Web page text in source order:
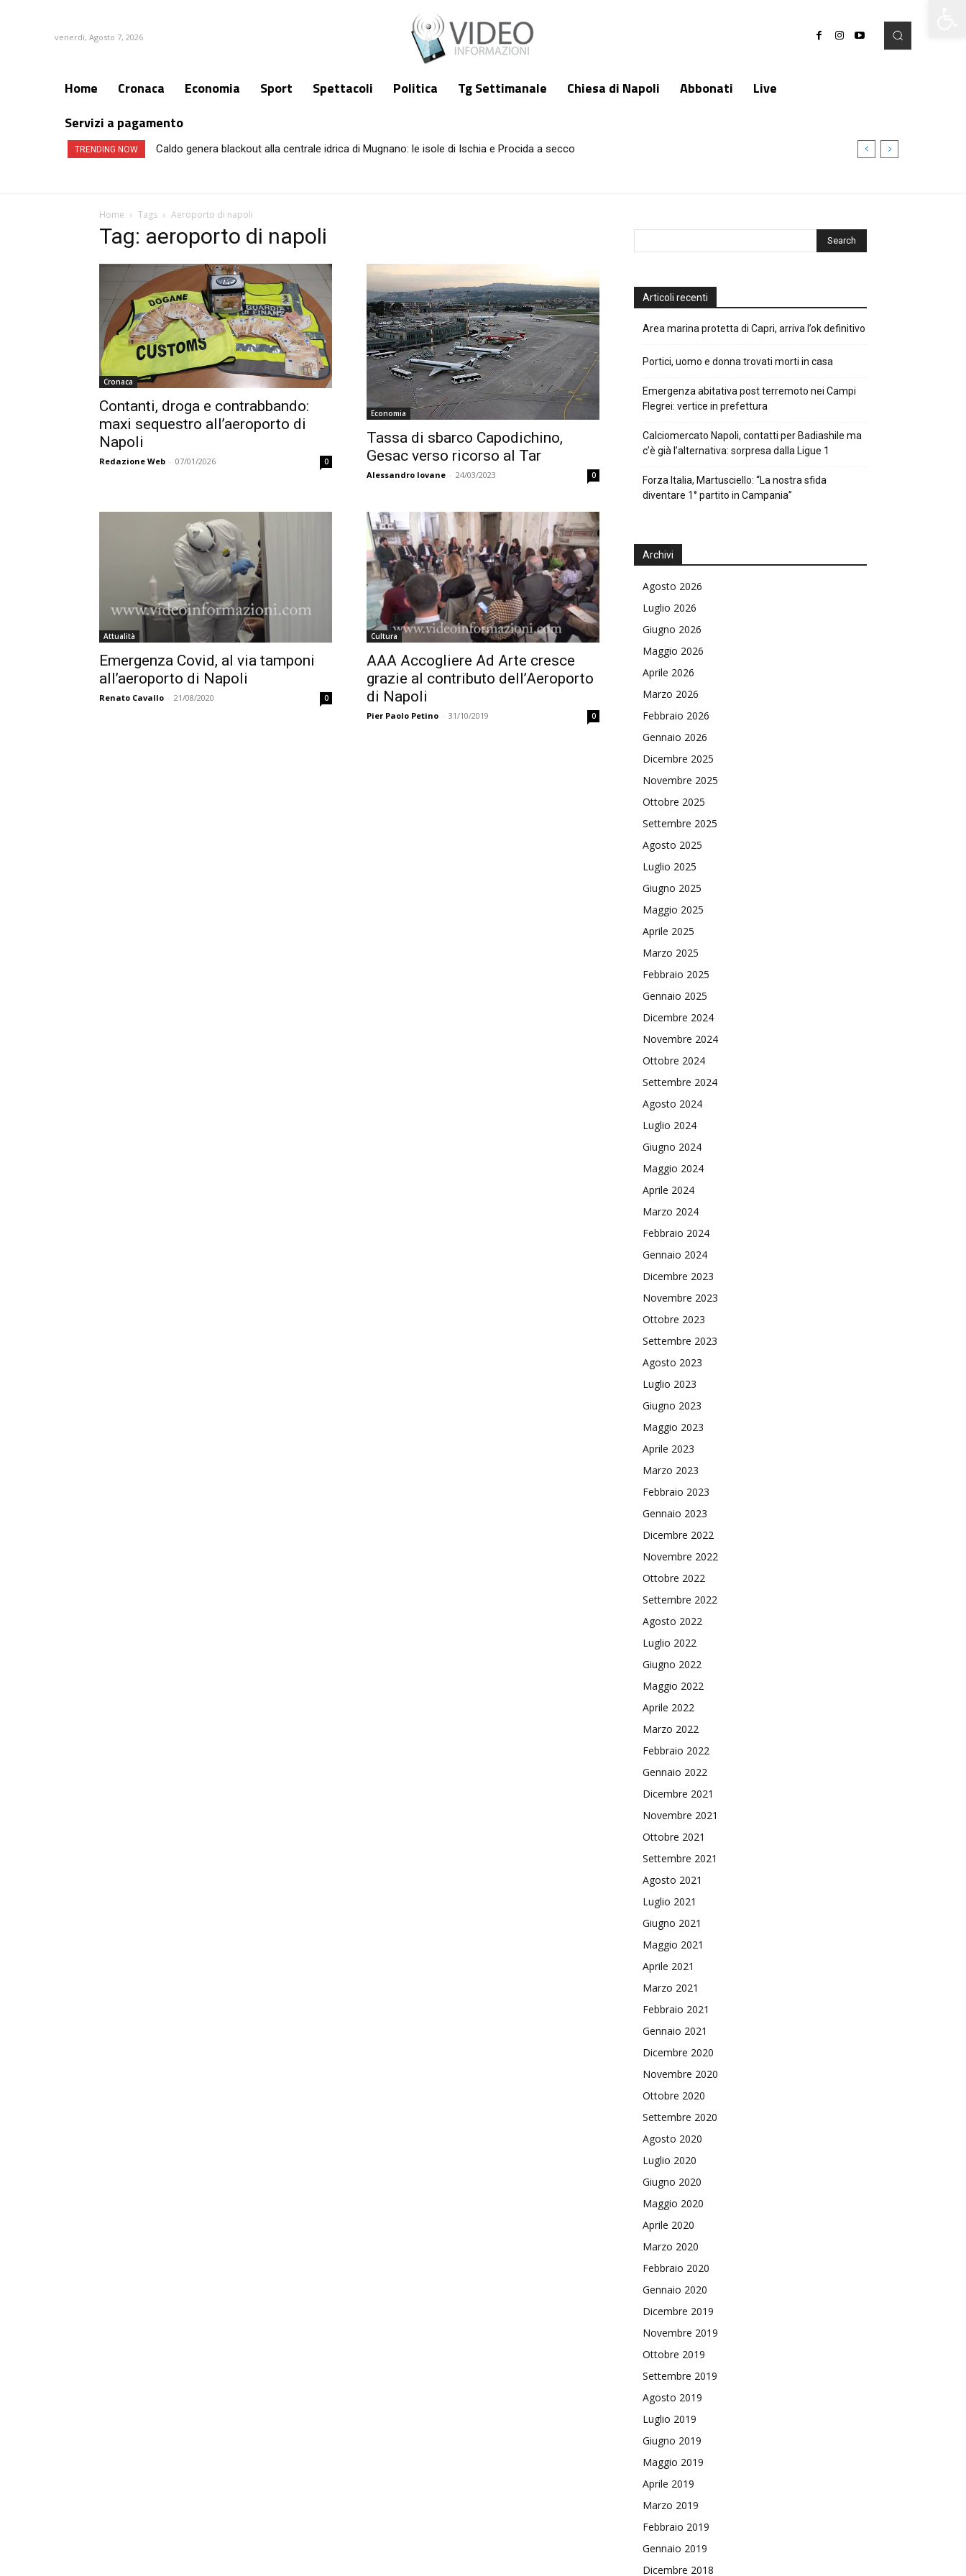
venerdì, Agosto 7, 2026
Home Cronaca Economia Sport Spettacoli Politica Tg Settimanale Chiesa di Napoli Abbonati
Live
Servizi a pagamento
TRENDING NOW Caldo genera blackout alla centrale idrica di Mugnano: le isole di Ischia e Procida a secco
Home Tags Aeroporto di napoli
Tag: aeroporto di napoli
Cronaca
Contanti, droga e contrabbando:
maxi sequestro all’aeroporto di
Napoli
Redazione Web - 07/01/2026 0
Economia
Tassa di sbarco Capodichino,
Gesac verso ricorso al Tar
Alessandro Iovane - 24/03/2023 0
Attualità
Emergenza Covid, al via tamponi
all’aeroporto di Napoli
Renato Cavallo - 21/08/2020 0
Cultura
AAA Accogliere Ad Arte cresce
grazie al contributo dell’Aeroporto
di Napoli
Pier Paolo Petino - 31/10/2019 0
Articoli recenti
Area marina protetta di Capri, arriva l’ok definitivo
Portici, uomo e donna trovati morti in casa
Emergenza abitativa post terremoto nei Campi
Flegrei: vertice in prefettura
Calciomercato Napoli, contatti per Badiashile ma
c’è già l’alternativa: sorpresa dalla Ligue 1
Forza Italia, Martusciello: “La nostra sfida
diventare 1° partito in Campania”
Archivi
Agosto 2026
Luglio 2026
Giugno 2026
Maggio 2026
Aprile 2026
Marzo 2026
Febbraio 2026
Gennaio 2026
Dicembre 2025
Novembre 2025
Ottobre 2025
Settembre 2025
Agosto 2025
Luglio 2025
Giugno 2025
Maggio 2025
Aprile 2025
Marzo 2025
Febbraio 2025
Gennaio 2025
Dicembre 2024
Novembre 2024
Ottobre 2024
Settembre 2024
Agosto 2024
Luglio 2024
Giugno 2024
Maggio 2024
Aprile 2024
Marzo 2024
Febbraio 2024
Gennaio 2024
Dicembre 2023
Novembre 2023
Ottobre 2023
Settembre 2023
Agosto 2023
Luglio 2023
Giugno 2023
Maggio 2023
Aprile 2023
Marzo 2023
Febbraio 2023
Gennaio 2023
Dicembre 2022
Novembre 2022
Ottobre 2022
Settembre 2022
Agosto 2022
Luglio 2022
Giugno 2022
Maggio 2022
Aprile 2022
Marzo 2022
Febbraio 2022
Gennaio 2022
Dicembre 2021
Novembre 2021
Ottobre 2021
Settembre 2021
Agosto 2021
Luglio 2021
Giugno 2021
Maggio 2021
Aprile 2021
Marzo 2021
Febbraio 2021
Gennaio 2021
Dicembre 2020
Novembre 2020
Ottobre 2020
Settembre 2020
Agosto 2020
Luglio 2020
Giugno 2020
Maggio 2020
Aprile 2020
Marzo 2020
Febbraio 2020
Gennaio 2020
Dicembre 2019
Novembre 2019
Ottobre 2019
Settembre 2019
Agosto 2019
Luglio 2019
Giugno 2019
Maggio 2019
Aprile 2019
Marzo 2019
Febbraio 2019
Gennaio 2019
Dicembre 2018